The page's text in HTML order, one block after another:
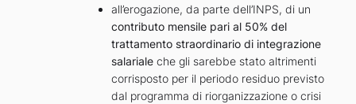
all’erogazione, da parte dell’INPS, di un
contributo mensile pari al 50% del
trattamento straordinario di integrazione
salariale che gli sarebbe stato altrimenti
corrisposto per il periodo residuo previsto
dal programma di riorganizzazione o crisi